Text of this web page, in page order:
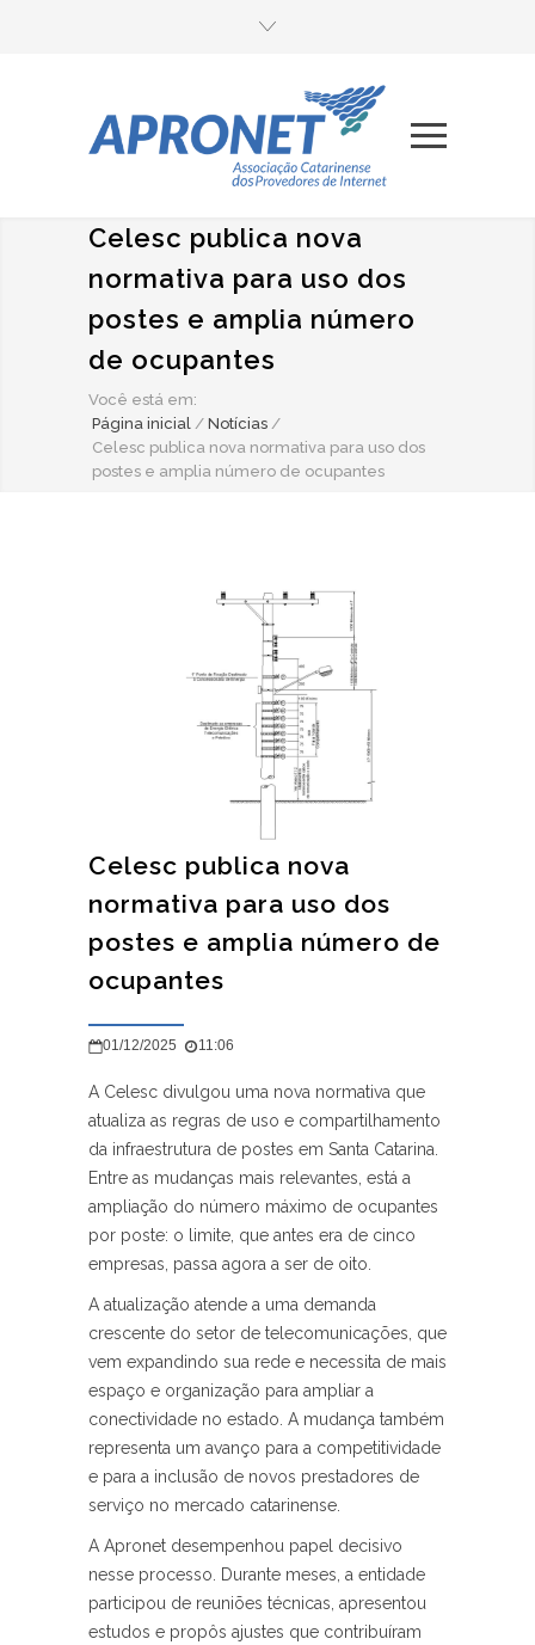
Celesc publica nova
normativa para uso dos
postes e amplia número
de ocupantes
Você está em:
Página inicial / Notícias /
Celesc publica nova normativa para uso dos
postes e amplia número de ocupantes
Celesc publica nova
normativa para uso dos
postes e amplia número de
ocupantes
01/12/2025 11:06
A Celesc divulgou uma nova normativa que
atualiza as regras de uso e compartilhamento
da infraestrutura de postes em Santa Catarina.
Entre as mudanças mais relevantes, está a
ampliação do número máximo de ocupantes
por poste: o limite, que antes era de cinco
empresas, passa agora a ser de oito.
A atualização atende a uma demanda
crescente do setor de telecomunicações, que
vem expandindo sua rede e necessita de mais
espaço e organização para ampliar a
conectividade no estado. A mudança também
representa um avanço para a competitividade
e para a inclusão de novos prestadores de
serviço no mercado catarinense.
A Apronet desempenhou papel decisivo
nesse processo. Durante meses, a entidade
participou de reuniões técnicas, apresentou
estudos e propôs ajustes que contribuíram